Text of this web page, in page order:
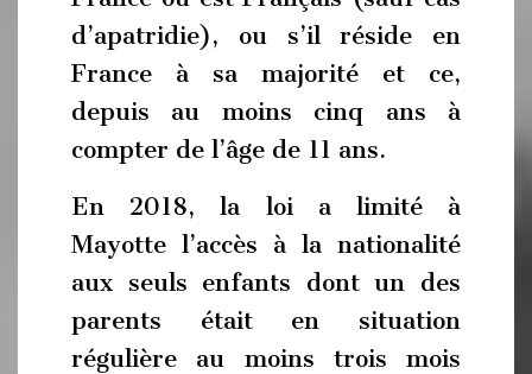
d’apatridie), ou s’il réside en
France à sa majorité et ce,
depuis au moins cinq ans à
compter de l’âge de 11 ans.
En 2018, la loi a limité à
Mayotte l’accès à la nationalité
aux seuls enfants dont un des
parents était en situation
régulière au moins trois mois